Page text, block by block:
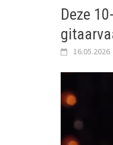
Deze
16.05.2026